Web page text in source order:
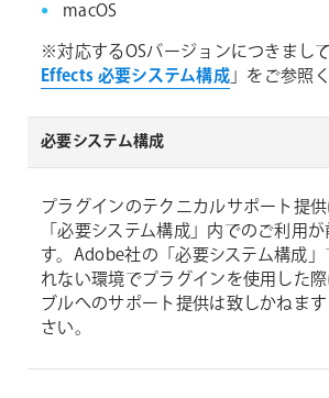
macOS
※対応するOSバージョンにつきまし
Effects 必要システム構成」をご参照
必要システム構成
プラグインのテクニカルサポート提
「必要システム構成」内でのご利用
す。Adobe社の「必要システム構成
れない環境でプラグインを使用した
ブルへのサポート提供は致しかねま
さい。